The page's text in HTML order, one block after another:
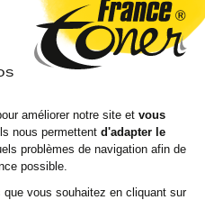
Voir le produit
pages
56F2X0E
328,50 €HT